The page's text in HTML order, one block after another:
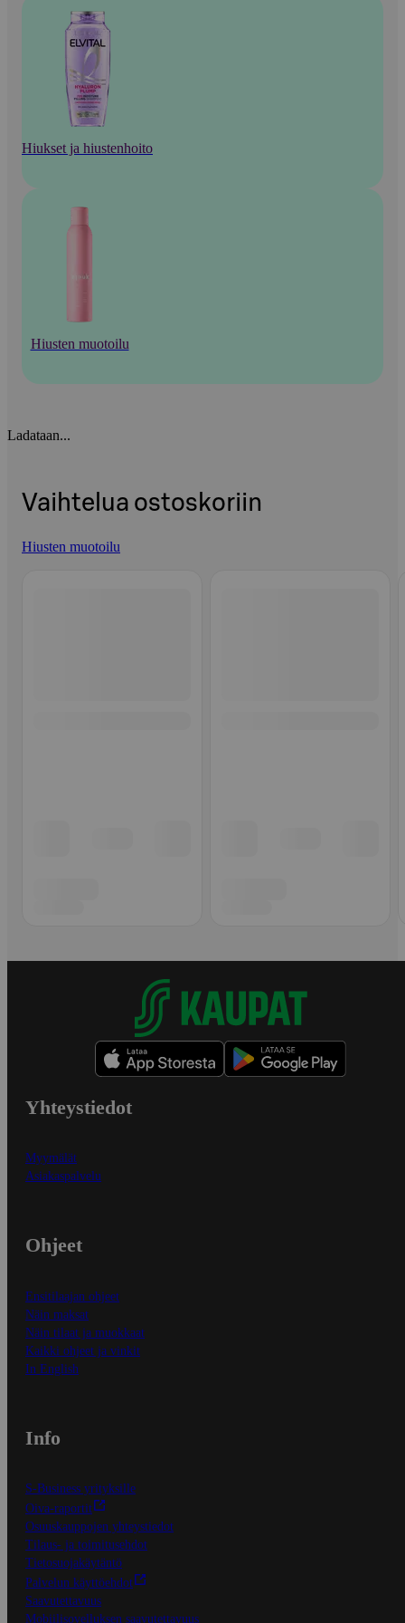
Hiukset ja hiustenhoito
Hiusten muotoilu
Ladataan...
Vaihtelua ostoskoriin
Hiusten muotoilu
Yhteystiedot
Myymälät
Asiakaspalvelu
Ohjeet
Ensitilaajan ohjeet
Näin maksat
Näin tilaat ja muokkaat
Kaikki ohjeet ja vinkit
In English
Info
S-Business yrityksille
Oiva-raportit
Osuuskauppojen yhteystiedot
Tilaus- ja toimitusehdot
Tietosuojakäytäntö
Palvelun käyttöehdot
Saavutettavuus
Mobiilisovelluksen saavutettavuus